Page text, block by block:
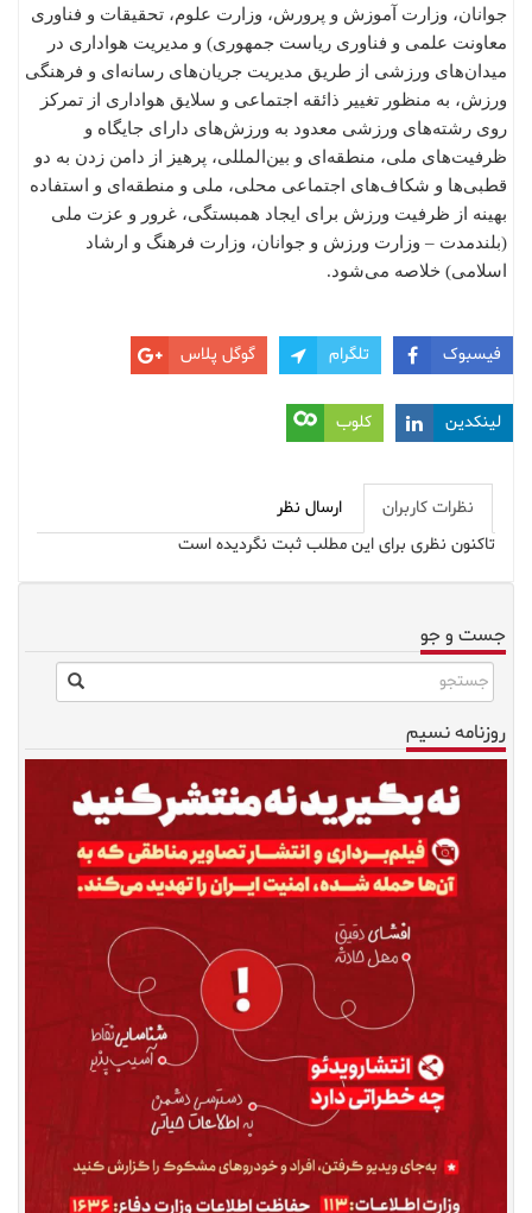
جوانان، وزارت آموزش و پرورش، وزارت علوم، تحقیقات و فناوری
معاونت علمی و فناوری ریاست جمهوری) و مدیریت هواداری در
میدان‌های ورزشی از طریق مدیریت جریان‌های رسانه‌ای و فرهنگی
ورزش، به منظور تغییر ذائقه اجتماعی و سلایق هواداری از تمرکز
روی رشته‌های ورزشی معدود به ورزش‌های دارای جایگاه و
ظرفیت‌های ملی، منطقه‌ای و بین‌المللی، پرهیز از دامن زدن به دو
قطبی‌ها و شکاف‌های اجتماعی محلی، ملی و منطقه‌ای و استفاده
بهینه از ظرفیت ورزش برای ایجاد همبستگی، غرور و عزت ملی
(بلندمدت – وزارت ورزش و جوانان، وزارت فرهنگ و ارشاد
اسلامی) خلاصه می‌شود.
فیسبوک تلگرام گوگل پلاس
لینکدین کلوب
نظرات کاربران
ارسال نظر
تاکنون نظری برای این مطلب ثبت نگردیده است
جست و جو
روزنامه نسیم